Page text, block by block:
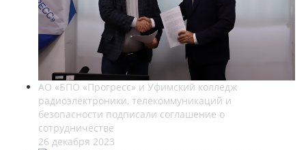
АО «БПО «Прогресс» и Уфимский колледж
радиоэлектроники, телекоммуникаций и
безопасности подписали соглашение о
сотрудничестве
26 декабря 2023